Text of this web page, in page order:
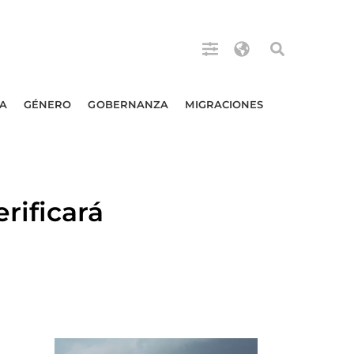
GÉNERO GOBERNANZA MIGRACIONES